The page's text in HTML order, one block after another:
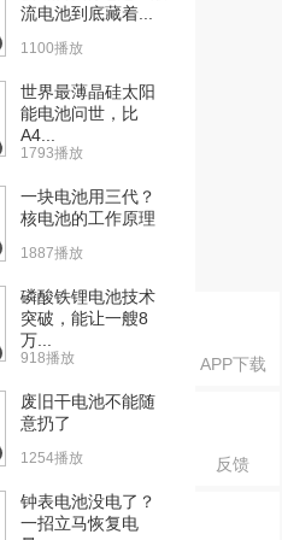
APP下载
反馈
流电池到底藏着...
1100播放
世界最薄晶硅太阳
能电池问世，比
A4...
1793播放
一块电池用三代？
核电池的工作原理
1887播放
磷酸铁锂电池技术
突破，能让一艘8
万...
918播放
废旧干电池不能随
意扔了
1254播放
钟表电池没电了？
一招立马恢复电